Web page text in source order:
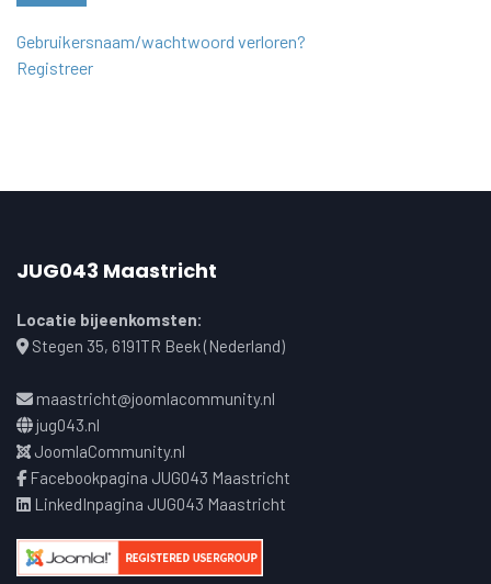
Gebruikersnaam/wachtwoord verloren?
Registreer
JUG043 Maastricht
Locatie bijeenkomsten:
Stegen 35, 6191TR Beek (Nederland)
maastricht@joomlacommunity.nl
jug043.nl
JoomlaCommunity.nl
Facebookpagina JUG043 Maastricht
LinkedInpagina JUG043 Maastricht